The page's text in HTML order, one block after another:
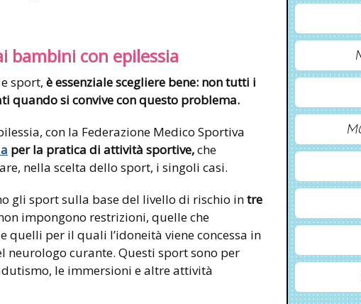
bambini con epilessia
sport, è essenziale scegliere bene: non tutti i
quando si convive con questo problema.
con la Federazione Medico Sportiva
per la pratica di attività sportive,che
nella scelta dello sport, i singoli casi.
gli sport sulla base del livello di rischio intre
impongono restrizioni, quelle che
quelli per il quali l’idoneità viene concessa in
neurologo curante. Questi sport sono per
le immersioni e altre attività